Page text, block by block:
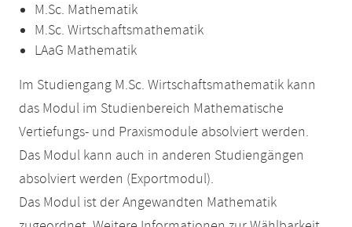
M.Sc. Mathematik
M.Sc. Wirtschaftsmathematik
LAaG Mathematik
Im Studiengang M.Sc. Wirtschaftsmathematik kann
das Modul im Studienbereich Mathematische
Vertiefungs- und Praxismodule absolviert werden.
Das Modul kann auch in anderen Studiengängen
absolviert werden (Exportmodul).
Das Modul ist der Angewandten Mathematik